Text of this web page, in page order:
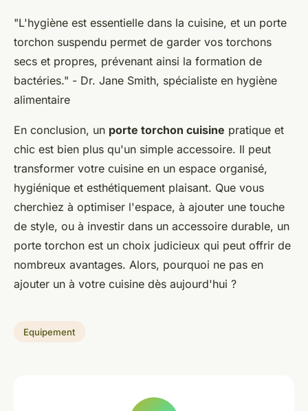
"L'hygiène est essentielle dans la cuisine, et un porte
torchon suspendu permet de garder vos torchons
secs et propres, prévenant ainsi la formation de
bactéries." - Dr. Jane Smith, spécialiste en hygiène
alimentaire
En conclusion, un porte torchon cuisine pratique et
chic est bien plus qu'un simple accessoire. Il peut
transformer votre cuisine en un espace organisé,
hygiénique et esthétiquement plaisant. Que vous
cherchiez à optimiser l'espace, à ajouter une touche
de style, ou à investir dans un accessoire durable, un
porte torchon est un choix judicieux qui peut offrir de
nombreux avantages. Alors, pourquoi ne pas en
ajouter un à votre cuisine dès aujourd'hui ?
Equipement